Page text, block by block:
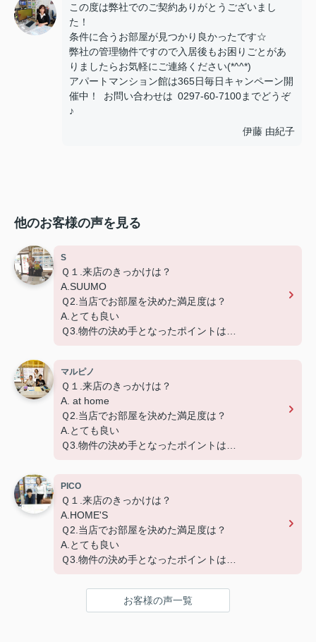
この度は弊社でのご契約ありがとうございまし
た！
条件に合うお部屋が見つかり良かったです☆
弊社の管理物件ですので入居後もお困りごとがあ
りましたらお気軽にご連絡ください(*^^*)
アパートマンション館は365日毎日キャンペーン開
催中！ お問い合わせは 0297-60-7100までどうぞ
♪
伊藤 由紀子
他のお客様の声を見る
S
Ｑ１.来店のきっかけは？
A.SUUMO
Ｑ2.当店でお部屋を決めた満足度は？
A.とても良い
Ｑ3.物件の決め手となったポイントは？
マルピノ
Ｑ１.来店のきっかけは？
A. at home
Ｑ2.当店でお部屋を決めた満足度は？
A.とても良い
Ｑ3.物件の決め手となったポイントは？
PICO
Ｑ１.来店のきっかけは？
A.HOME'S
Ｑ2.当店でお部屋を決めた満足度は？
A.とても良い
Ｑ3.物件の決め手となったポイントは？
お客様の声一覧